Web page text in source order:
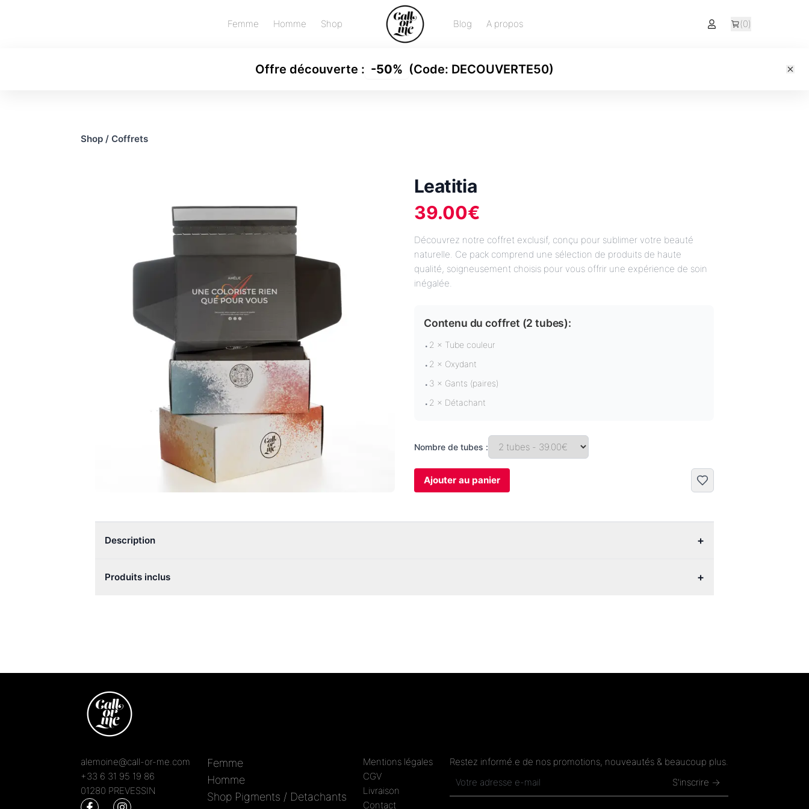
Femme Homme Shop Blog A propos (0)
Offre découverte : -50% (Code: DECOUVERTE50)
Shop/ Coffrets
Leatitia
39.00€
Découvrez notre coffret exclusif, conçu pour sublimer votre beauté
naturelle. Ce pack comprend une sélection de produits de haute
qualité, soigneusement choisis pour vous offrir une expérience de soin
inégalée.
Contenu du coffret (2 tubes):
• 2 × Tube couleur
• 2 × Oxydant
• 3 × Gants (paires)
• 2 × Détachant
Nombre de tubes :
Ajouter au panier
Description +
Produits inclus +
alemoine@call-or-me.com
+33 6 31 95 19 86
01280 PREVESSIN
Femme
Homme
Shop Pigments / Detachants
Mentions légales
CGV
Livraison
Contact
Restez informé.e de nos promotions, nouveautés & beaucoup plus.
S'inscrire →